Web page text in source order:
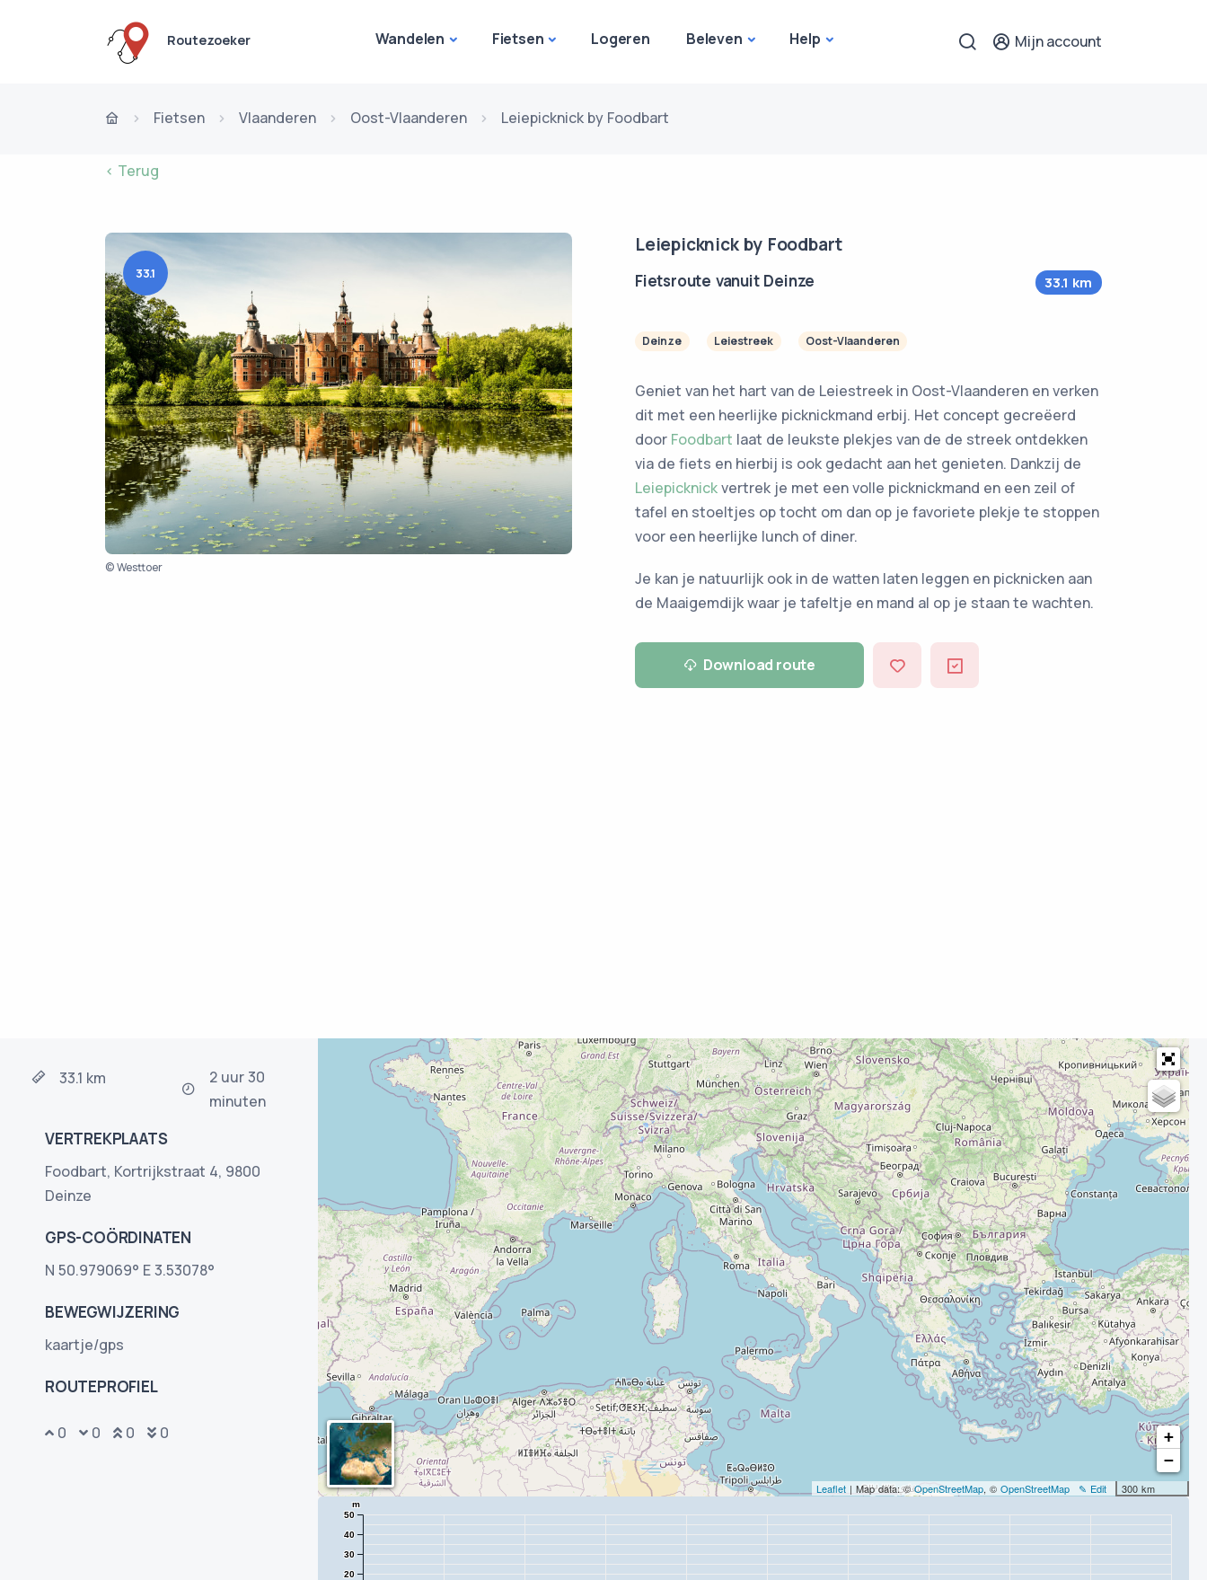
Routezoeker Wandelen Fietsen Logeren Beleven Help Mijn account
Fietsen Vlaanderen Oost-Vlaanderen Leiepicknick by Foodbart
< Terug
33.1
© Westtoer
Leiepicknick by Foodbart
Fietsroute vanuit Deinze 33.1 km
Deinze Leiestreek Oost-Vlaanderen
Geniet van het hart van de Leiestreek in Oost-Vlaanderen en verken
dit met een heerlijke picknickmand erbij. Het concept gecreëerd
door Foodbart laat de leukste plekjes van de de streek ontdekken
via de fiets en hierbij is ook gedacht aan het genieten. Dankzij de
Leiepicknickvertrek je met een volle picknickmand en een zeil of
tafel en stoeltjes op tocht om dan op je favoriete plekje te stoppen
voor een heerlijke lunch of diner.
Je kan je natuurlijk ook in de watten laten leggen en picknicken aan
de Maaigemdijk waar je tafeltje en mand al op je staan te wachten.
Download route
33.1 km
2 uur 30
minuten
VERTREKPLAATS
Foodbart, Kortrijkstraat 4, 9800
Deinze
GPS-COÖRDINATEN
N 50.979069° E 3.53078°
BEWEGWIJZERING
kaartje/gps
ROUTEPROFIEL
0 0 0 0
+
−
300 km
✎ Edit
Leaflet | Map data: ©OpenStreetMap, © OpenStreetMap
20
30
40
50
m